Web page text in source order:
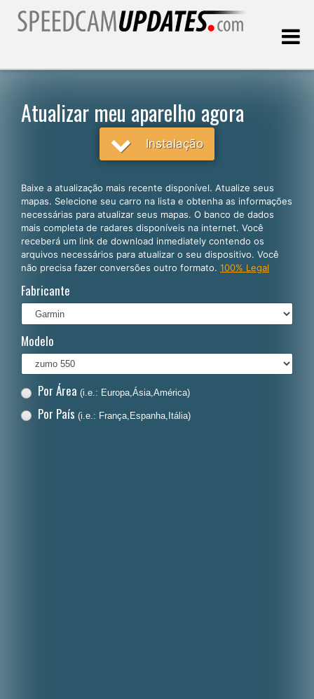
Português
English
Español
Français
Polski
Nederlands
Dansk
Atualizar meu aparelho agora
Instalação
Baixe a atualização mais recente disponível. Atualize seus
mapas. Selecione seu carro na lista e obtenha as informações
necessárias para atualizar seus mapas. O banco de dados
mais completa de radares disponíveis na internet. Você
receberá um link de download inmediately contendo os
arquivos necessários para atualizar o seu dispositivo. Você
não precisa fazer conversões outro formato. 100% Legal
Fabricante
Modelo
Por Área (i.e.: Europa,Ásia,América)
Por País (i.e.: França,Espanha,Itália)